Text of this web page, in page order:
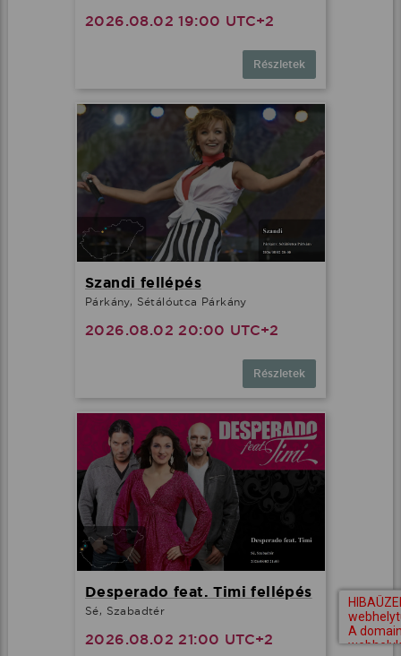
2026.08.02 19:00 UTC+2
Részletek
Szandi fellépés
Párkány, Sétálóutca Párkány
2026.08.02 20:00 UTC+2
Részletek
Desperado feat. Timi fellépés
Sé, Szabadtér
2026.08.02 21:00 UTC+2